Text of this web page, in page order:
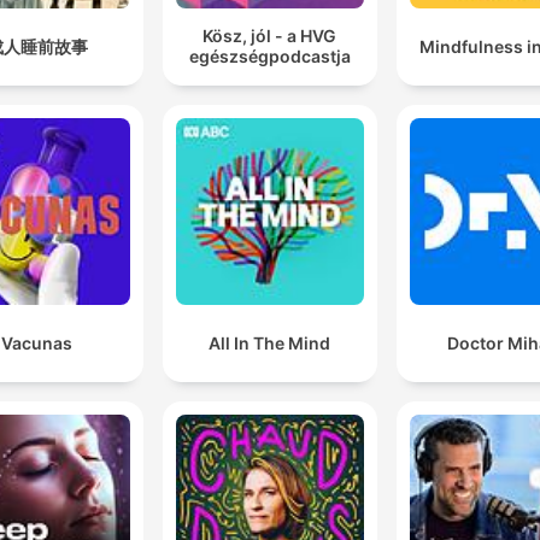
entregar el sueño sin
resistencia. A medida que
experiencia se vuelve más
inmersiva, el mundo
se suaviza, y lo que antes
parecía tensión se vuelve
ritmo. Dejas que el
continúe en bucle, porque
ciclo constante tiene una
forma silenciosa de
no tienes que acelerar para
sentirte en paz. Y
llega un giro inesperado: la
tormenta eléctrica se
人睡前故事
Kösz, jól - a HVG
egészségpodcastja
Mindfulness
Vacunas All In The Mind Doctor